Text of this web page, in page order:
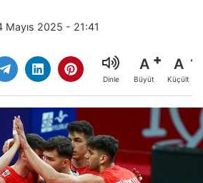
Mayıs 2025 - 21:41
Dinle
A
Büyüt
A
Küçült